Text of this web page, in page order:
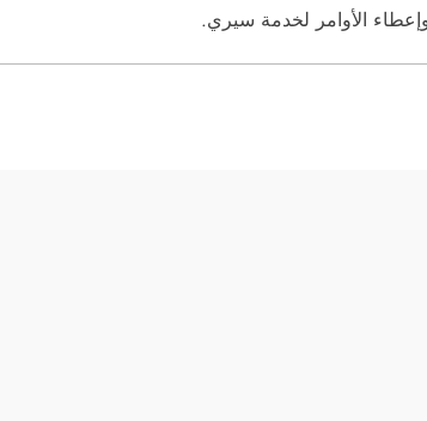
الأوامر لخدمة سيري.